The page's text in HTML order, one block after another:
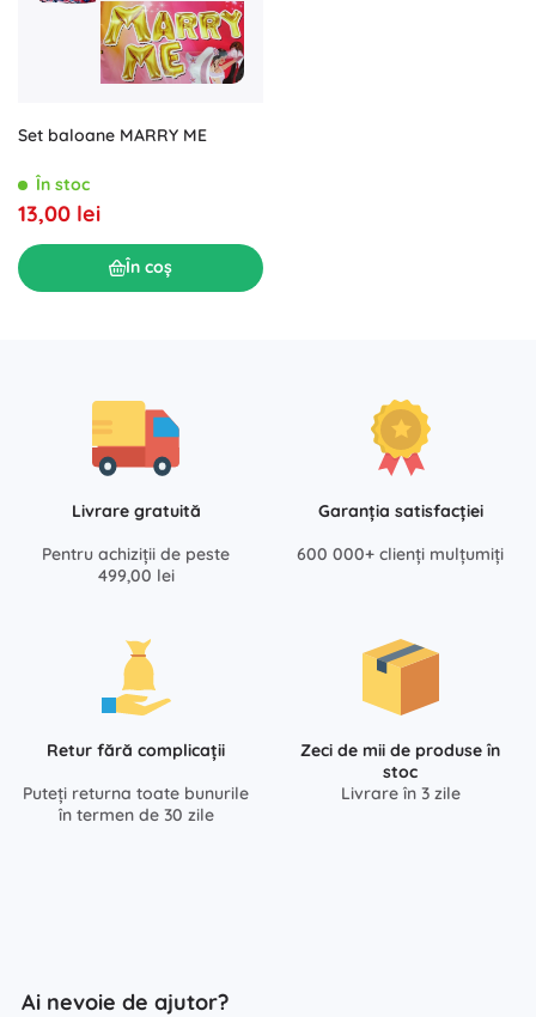
petrecerea de seară. Nu uitați de ultimele detalii:
ornamente pentru mașina mirilor, decor pentru arcada
festivă, inscripții pentru mireasă și mire, colț foto și recuzită,
cartea de oaspeți, baloane cu săpun, orez și confetti,
Materialele variate (hârtie, lemn, textil, sticlă, metal) și
paletele preferate (alb, crem, auriu, argintiu, eucalipt, roz
pudrat) facilitează un
fotogenice
vis.
Set baloane MARRY ME
În stoc
13,00 lei
În coș
Livrare gratuită
Pentru achiziții de peste
499,00 lei
Garanția satisfacției
600 000+ clienți mulțumiți
Retur fără complicații
Puteți returna toate bunurile
în termen de 30 zile
Zeci de mii de produse în
stoc
Livrare în 3 zile
Ai nevoie de ajutor?